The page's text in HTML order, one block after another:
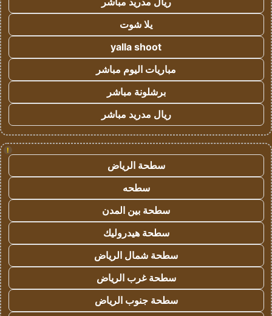
يلا شوت
yalla shoot
مباريات اليوم مباشر
برشلونة مباشر
ريال مدريد مباشر
!
سطحة الرياض
سطحه
سطحة بين المدن
سطحة هيدروليك
سطحة شمال الرياض
سطحة غرب الرياض
سطحة جنوب الرياض